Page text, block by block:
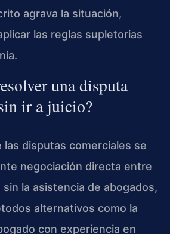
agrava la situación,
las reglas supletorias
una disputa
ir a juicio?
las disputas comerciales se
negociación directa entre
la asistencia de abogados,
alternativos como la
con experiencia en